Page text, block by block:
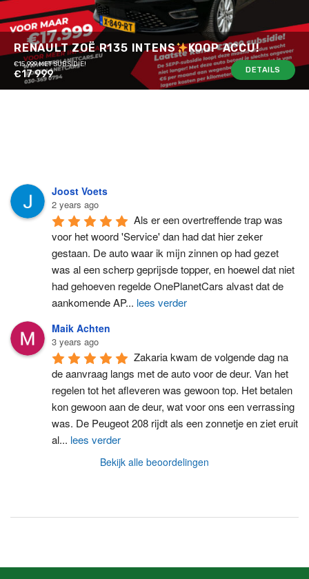
RENAULT ZOË R135 INTENS KOOP ACCU!
€15.999 MET SUBSIDIE!
€17 999 DETAILS
Joost Voets
2 years ago
Als er een overtreffende trap was
voor het woord 'Service' dan had dat hier zeker
gestaan. De auto waar ik mijn zinnen op had gezet
was al een scherp geprijsde topper, en hoewel dat niet
had gehoeven regelde OnePlanetCars alvast dat de
aankomende AP... lees verder
Maik Achten
3 years ago
Zakaria kwam de volgende dag na
de aanvraag langs met de auto voor de deur. Van het
regelen tot het afleveren was gewoon top. Het betalen
kon gewoon aan de deur, wat voor ons een verrassing
was. De Peugeot 208 rijdt als een zonnetje en ziet eruit
al... lees verder
Bekijk alle beoordelingen